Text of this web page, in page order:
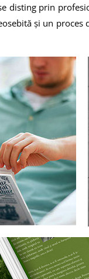
disting prin
și un